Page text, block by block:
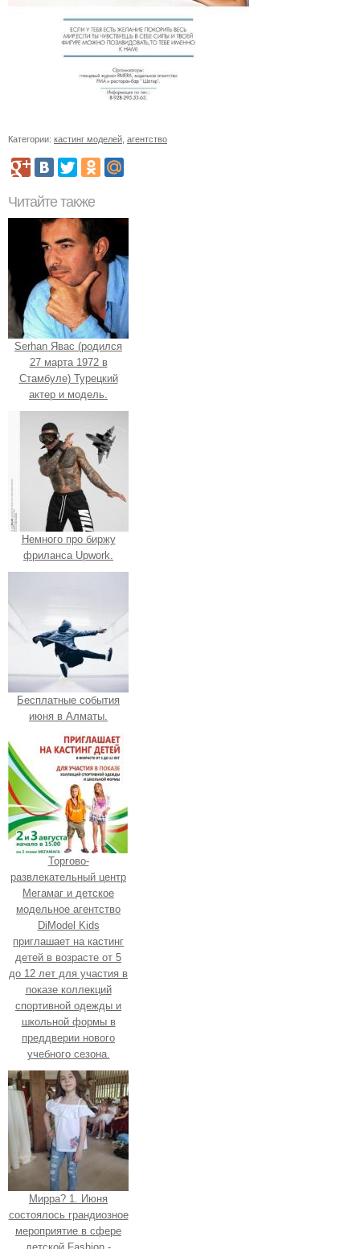
Категории: кастинг моделей, агентство
Читайте также
Serhan Явас (родился
27 марта 1972 в
Стамбуле) Турецкий
актер и модель.
Немного про биржу
фриланса Upwork.
Бесплатные события
июня в Алматы.
Торгово-
развлекательный центр
Мегамаг и детское
модельное агентство
DiModel Kids
приглашает на кастинг
детей в возрасте от 5
до 12 лет для участия в
показе коллекций
спортивной одежды и
школьной формы в
преддверии нового
учебного сезона.
Мирра? 1. Июня
состоялось грандиозное
мероприятие в сфере